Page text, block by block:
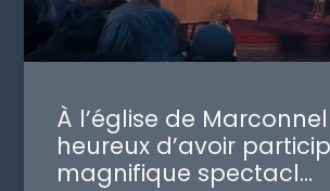
À l’église de
heureux d’avoir
magnifique spectacl…